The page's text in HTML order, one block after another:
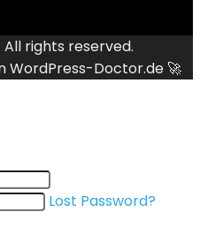
All rights reserved.
WordPress-Doctor.de 🚀
Lost Password?